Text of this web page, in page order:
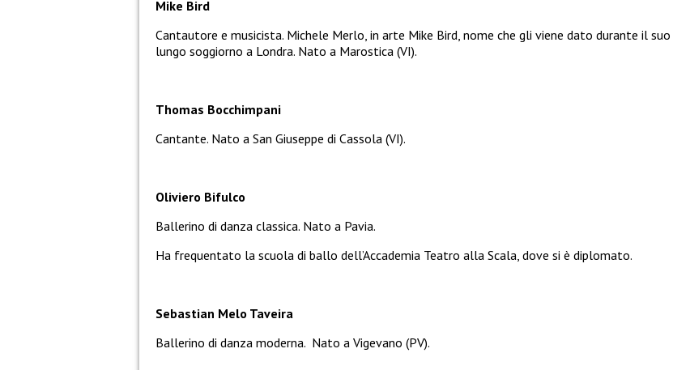
Mike Bird
Cantautore e musicista. Michele Merlo, in arte Mike Bird, nome che gli viene dato durante il suo
lungo soggiorno a Londra. Nato a Marostica (VI).
Thomas Bocchimpani
Cantante. Nato a San Giuseppe di Cassola (VI).
Oliviero Bifulco
Ballerino di danza classica. Nato a Pavia.
Ha frequentato la scuola di ballo dell’Accademia Teatro alla Scala, dove si è diplomato.
Sebastian Melo Taveira
Ballerino di danza moderna. Nato a Vigevano (PV).